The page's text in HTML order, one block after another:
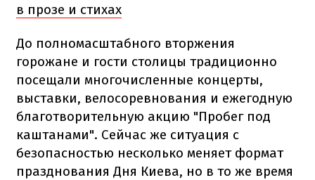
в прозе и стихах
До полномасштабного вторжения
горожане и гости столицы традиционно
посещали многочисленные концерты,
выставки, велосоревнования и ежегодную
благотворительную акцию "Пробег под
каштанами". Сейчас же ситуация с
безопасностью несколько меняет формат
празднования Дня Киева, но в то же время